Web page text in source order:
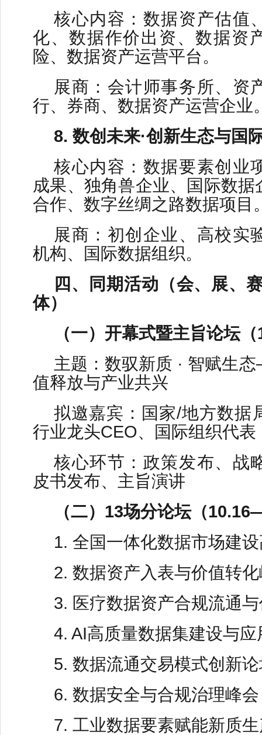
核心内容：数据资产估值
化、数据作价出资、数据资
险、数据资产运营平台。
展商：会计师事务所、资
行、券商、数据资产运营企业
8. 数创未来·创新生态与国
核心内容：数据要素创业
成果、独角兽企业、国际数据
合作、数字丝绸之路数据项目
展商：初创企业、高校实
机构、国际数据组织。
四、同期活动（会、展、
体）
（一）开幕式暨主旨论坛
主题：数驭新质 · 智赋生
值释放与产业共兴
拟邀嘉宾：国家/地方数据
行业龙头CEO、国际组织代表
核心环节：政策发布、战
皮书发布、主旨演讲
（二）13场分论坛（
1. 全国一体化数据市场建
2. 数据资产入表与价值转
3. 医疗数据资产合规流通
4. AI高质量数据集建设与应
5. 数据流通交易模式创新
6. 数据安全与合规治理峰会
7. 工业数据要素赋能新质